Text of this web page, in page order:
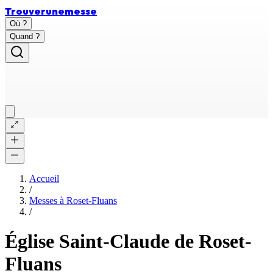
Trouverunemesse
Où ?
Quand ?
Accueil
/
Messes à Roset-Fluans
/
Église Saint-Claude de Roset-
Fluans